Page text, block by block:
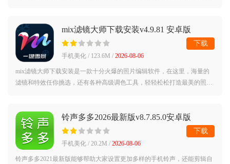
mix滤镜大师下载安装v4.9.81 安卓版
手机美化 / 123.6M / 2026-08-06
mix滤镜大师下载安装是一款十分火爆的照片编辑软件，在这里，海量的
滤镜和特效任你挑选，还有各种高级调色工具，轻轻松松打造最美的照
下载
铃声多多2026最新版v8.7.85.0安卓版
手机美化 / 20.2M / 2026-08-06
铃声多多2021最新版能够帮助大家设置更加多样的手机铃声，还能剪辑自
下载